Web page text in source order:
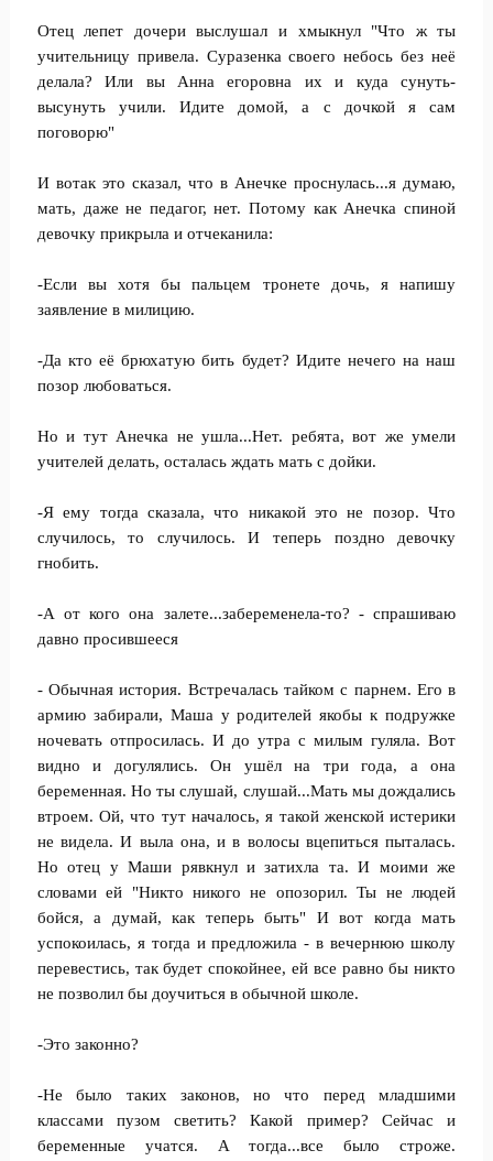
Отец лепет дочери выслушал и хмыкнул "Что ж ты
учительницу привела. Суразенка своего небось без неё
делала? Или вы Анна егоровна их и куда сунуть-
высунуть учили. Идите домой, а с дочкой я сам
поговорю"
И вотак это сказал, что в Анечке проснулась...я думаю,
мать, даже не педагог, нет. Потому как Анечка спиной
девочку прикрыла и отчеканила:
-Если вы хотя бы пальцем тронете дочь, я напишу
заявление в милицию.
-Да кто её брюхатую бить будет? Идите нечего на наш
позор любоваться.
Но и тут Анечка не ушла...Нет. ребята, вот же умели
учителей делать, осталась ждать мать с дойки.
-Я ему тогда сказала, что никакой это не позор. Что
случилось, то случилось. И теперь поздно девочку
гнобить.
-А от кого она залете...забеременела-то? - спрашиваю
давно просившееся
- Обычная история. Встречалась тайком с парнем. Его в
армию забирали, Маша у родителей якобы к подружке
ночевать отпросилась. И до утра с милым гуляла. Вот
видно и догулялись. Он ушёл на три года, а она
беременная. Но ты слушай, слушай...Мать мы дождались
втроем. Ой, что тут началось, я такой женской истерики
не видела. И выла она, и в волосы вцепиться пыталась.
Но отец у Маши рявкнул и затихла та. И моими же
словами ей "Никто никого не опозорил. Ты не людей
бойся, а думай, как теперь быть" И вот когда мать
успокоилась, я тогда и предложила - в вечернюю школу
перевестись, так будет спокойнее, ей все равно бы никто
не позволил бы доучиться в обычной школе.
-Это законно?
-Не было таких законов, но что перед младшими
классами пузом светить? Какой пример? Сейчас и
беременные учатся. А тогда...все было строже.